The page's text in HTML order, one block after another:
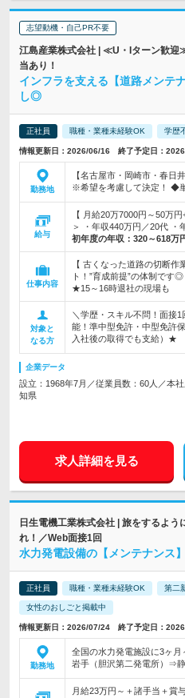
志望動機・自己PR不要
江島産業株式会社 | ≪U・Iターン歓
当あり！
インフラを支える【道路メンテ
し◎
正社員 職種・業種未経験OK 学歴
情報更新日：2026/06/16 終了予定日：
勤務地
【名古屋市・岡崎市・春日
※希望を考慮して決定！ ◆
給与
【 月給20万7000円～50万
＞ ・年収440万円／20代 ・
初年度の年収： 320～618万
仕事内容
【 古くなった道路の切断
ト！”育成前提”の体制で
★15～16時退社の現場も
対象と
なる方
＼学歴・スキル不問！面接
能！準中型免許・中型免許
入社後の取得でも支給）★
企業データ
設立：1968年7月／従業員数：60人／本
知県
求人詳細を見る
日生電機工業株式会社 | 旅をするよ
れ！／Web面接1回
水力発電設備の【メンテナンス
正社員 職種・業種未経験OK 第二
女性のおしごと掲載中
情報更新日：2026/07/24 終了予定日：
勤務地
全国の水力発電施設に3ヶ
岩手（胆沢第二発電所）⇒
月給23万円～＋諸手当＋賞